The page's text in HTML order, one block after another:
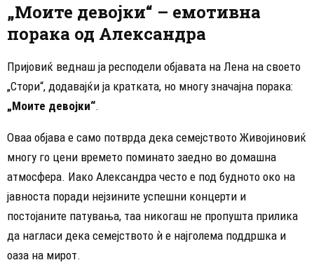
„Моите девојки“ – емотивна
порака од Александра
Пријовиќ веднаш ја респодели објавата на Лена на своето
„Стори“, додавајќи ја кратката, но многу значајна порака:
„Моите девојки“.
Оваа објава е само потврда дека семејството Живојиновиќ
многу го цени времето поминато заедно во домашна
атмосфера. Иако Александра често е под будното око на
јавноста поради нејзините успешни концерти и
постојаните патувања, таа никогаш не пропушта прилика
да нагласи дека семејството ѝ е најголема поддршка и
оаза на мирот.